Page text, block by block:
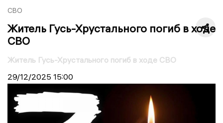
СВО
Житель Гусь-Хрустального погиб в ходе
СВО
Житель Гусь-Хрустального погиб в ходе СВО
29/12/2025 15:00